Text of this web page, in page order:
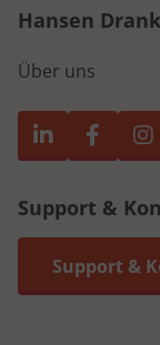
Hansen
Über uns
Support &
Support &